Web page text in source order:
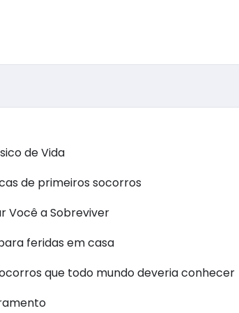
de Vida
de primeiros socorros
Você a Sobreviver
feridas em casa
que todo mundo deveria conhecer